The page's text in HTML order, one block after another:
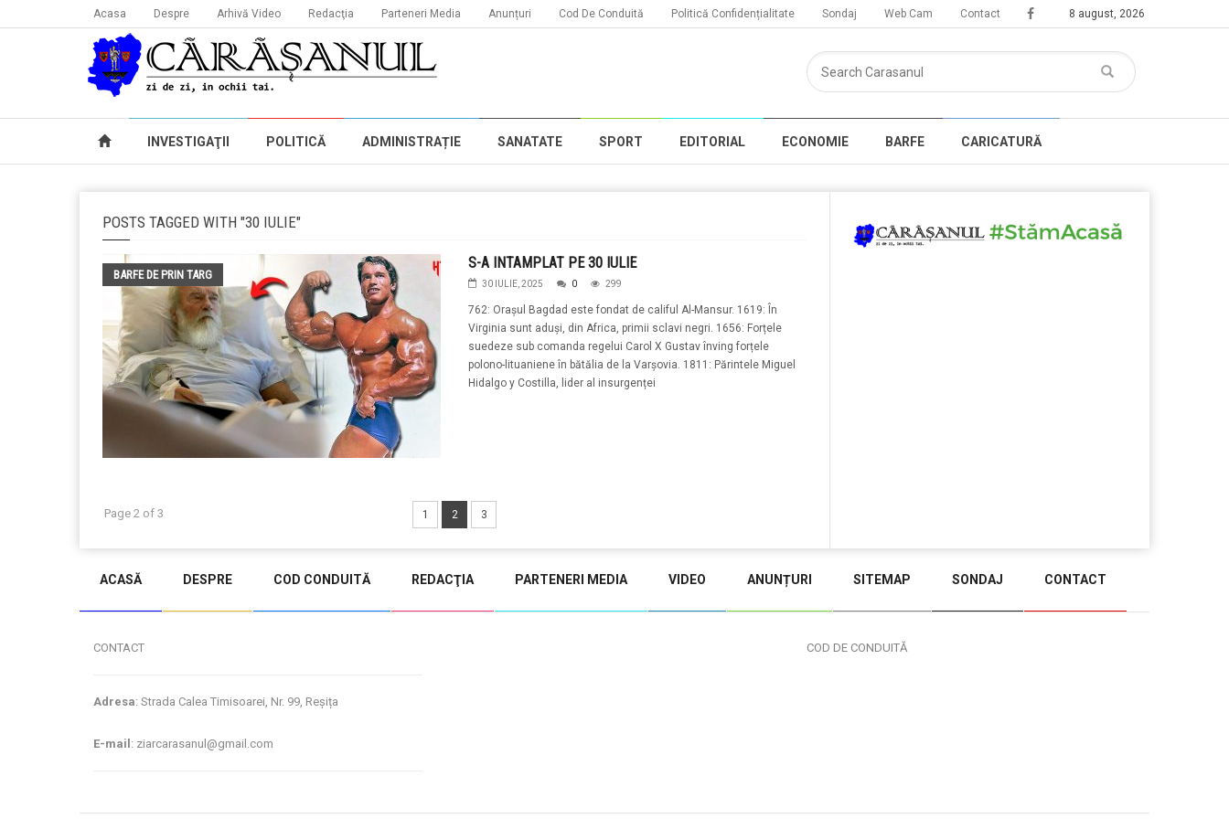
8 august, 2026
Acasa Despre Arhivă Video Redacţia Parteneri Media Anunțuri Cod De Conduită Politică Confidențialitate Sondaj Web Cam Contact
INVESTIGAŢII POLITICĂ ADMINISTRAȚIE SANATATE SPORT EDITORIAL ECONOMIE BARFE CARICATURĂ
POSTS TAGGED WITH "30 IULIE"
BARFE DE PRIN TARG
S-A INTAMPLAT PE 30 IULIE
30 IULIE, 2025 0 299
762: Orașul Bagdad este fondat de califul Al-Mansur. 1619: În
Virginia sunt aduși, din Africa, primii sclavi negri. 1656: Forțele
suedeze sub comanda regelui Carol X Gustav înving forțele
polono-lituaniene în bătălia de la Varșovia. 1811: Părintele Miguel
Hidalgo y Costilla, lider al insurgenței
Page 2 of 3 1 2 3
ACASĂ DESPRE COD CONDUITĂ REDACŢIA PARTENERI MEDIA VIDEO ANUNȚURI SITEMAP SONDAJ CONTACT
CONTACT
Adresa: Strada Calea Timisoarei, Nr. 99, Reșița
E-mail : ziarcarasanul@gmail.com
COD DE CONDUITĂ